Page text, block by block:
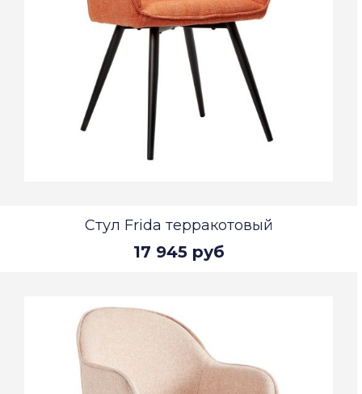
Стул Frida терракотовый
17 945 руб